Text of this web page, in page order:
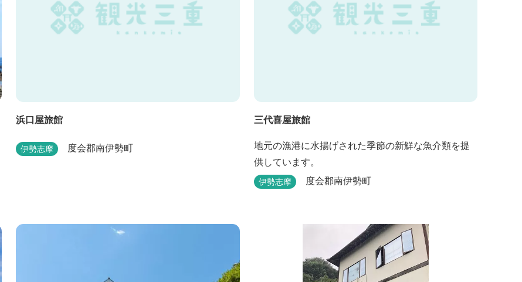
浜口屋旅館
伊勢志摩 度会郡南伊勢町
三代喜屋旅館
地元の漁港に水揚げされた季節の新鮮な魚介類を提
供しています。
伊勢志摩 度会郡南伊勢町